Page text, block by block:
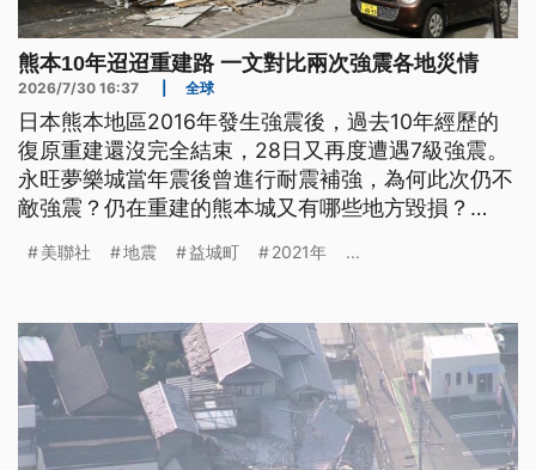
熊本10年迢迢重建路 一文對比兩次強震各地災情
2026/7/30 16:37 全球
日本熊本地區2016年發生強震後，過去10年經歷的
復原重建還沒完全結束，28日又再度遭遇7級強震。
永旺夢樂城當年震後曾進行耐震補強，為何此次仍不
敵強震？仍在重建的熊本城又有哪些地方毀損？
何？
美聯社 地震 益城町 2021年 ...